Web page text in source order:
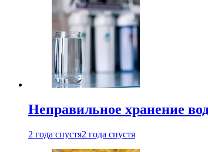
Неправильное хранение
2 года спустя2 года спустя